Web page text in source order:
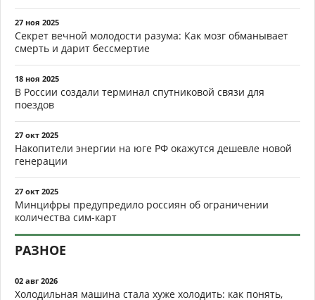
27 ноя 2025
Секрет вечной молодости разума: Как мозг обманывает
смерть и дарит бессмертие
18 ноя 2025
В России создали терминал спутниковой связи для
поездов
27 окт 2025
Накопители энергии на юге РФ окажутся дешевле новой
генерации
27 окт 2025
Минцифры предупредило россиян об ограничении
количества сим-карт
РАЗНОЕ
02 авг 2026
Холодильная машина стала хуже холодить: как понять,